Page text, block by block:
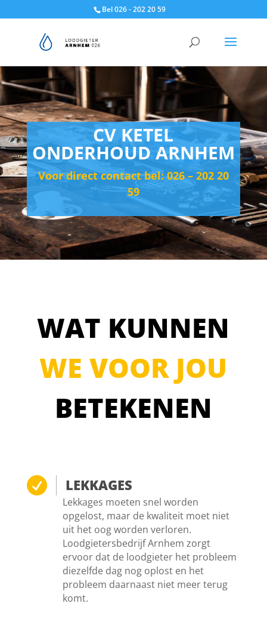
Bel 026 - 202 20 59
CV KETEL
ONDERHOUD ARNHEM
Voor direct contact bel: 026 – 202 20
59
WAT KUNNEN
WE VOOR JOU
BETEKENEN
 LEKKAGES
Lekkages moeten snel worden
opgelost, maar de kwaliteit moet niet
uit het oog worden verloren.
Loodgietersbedrijf Arnhem zorgt
ervoor dat de loodgieter het probleem
diezelfde dag nog oplost en het
probleem daarnaast niet meer terug
komt.